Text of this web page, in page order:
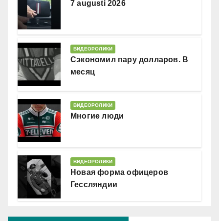
7 augusti 2026
ВИДЕОРОЛИКИ
Сэкономил пару долларов. В
месяц
ВИДЕОРОЛИКИ
Многие люди
ВИДЕОРОЛИКИ
Новая форма офицеров
Гессляндии